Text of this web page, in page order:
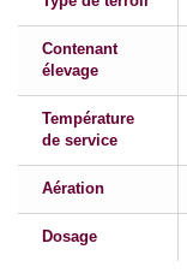
Contenant
élevage
Température
de service
Aération
Dosage